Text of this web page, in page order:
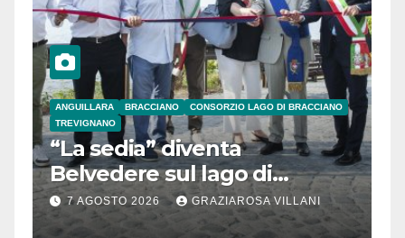
ANGUILLARA BRACCIANO
CONSORZIO LAGO DI BRACCIANO
TREVIGNANO
“La sedia” diventa
Belvedere sul lago di
Bracciano: ieri
l’inaugurazione
7 AGOSTO 2026 GRAZIAROSA VILLANI